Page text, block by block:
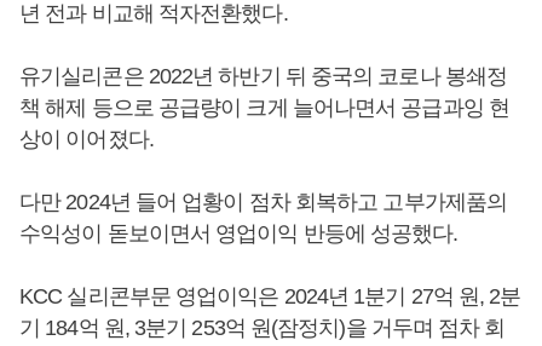
년 전과 비교해 적자전환했다.
유기실리콘은 2022년 하반기 뒤 중국의 코로나 봉쇄정
책 해제 등으로 공급량이 크게 늘어나면서 공급과잉 현
상이 이어졌다.
다만 2024년 들어 업황이 점차 회복하고 고부가제품의
수익성이 돋보이면서 영업이익 반등에 성공했다.
KCC 실리콘부문 영업이익은 2024년 1분기 27억 원, 2분
기 184억 원, 3분기 253억 원(잠정치)을 거두며 점차 회